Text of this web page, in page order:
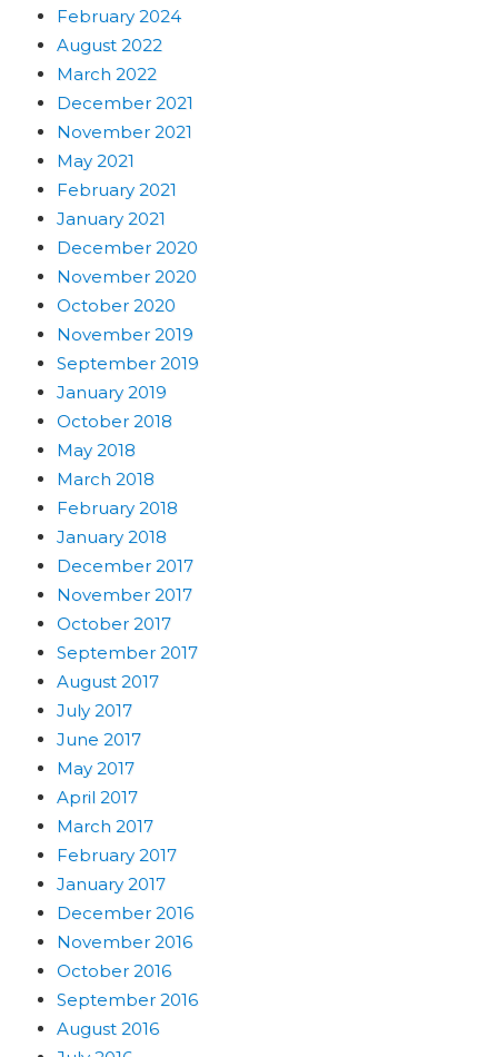
February 2024
August 2022
March 2022
December 2021
November 2021
May 2021
February 2021
January 2021
December 2020
November 2020
October 2020
November 2019
September 2019
January 2019
October 2018
May 2018
March 2018
February 2018
January 2018
December 2017
November 2017
October 2017
September 2017
August 2017
July 2017
June 2017
May 2017
April 2017
March 2017
February 2017
January 2017
December 2016
November 2016
October 2016
September 2016
August 2016